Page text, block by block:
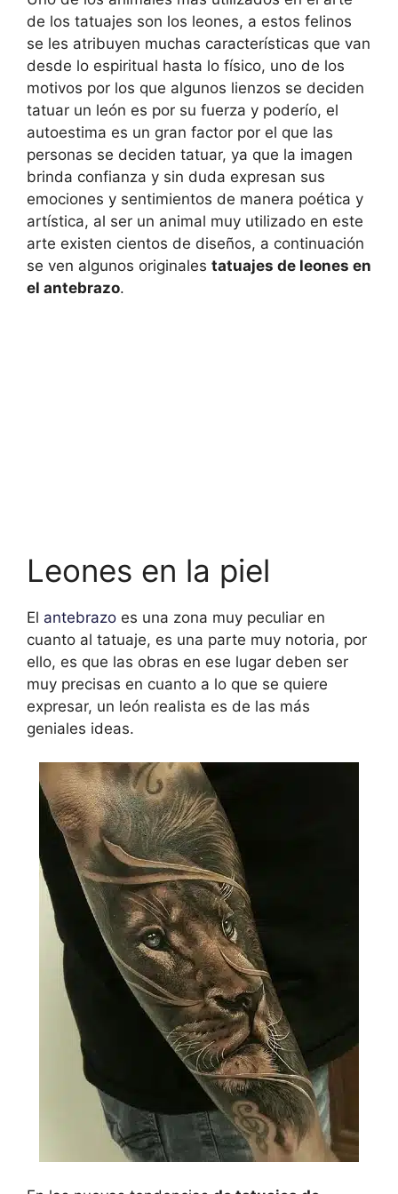
de los tatuajes son los leones, a estos felinos
se les atribuyen muchas características que van
desde lo espiritual hasta lo físico, uno de los
motivos por los que algunos lienzos se deciden
tatuar un león es por su fuerza y poderío, el
autoestima es un gran factor por el que las
personas se deciden tatuar, ya que la imagen
brinda confianza y sin duda expresan sus
emociones y sentimientos de manera poética y
artística, al ser un animal muy utilizado en este
arte existen cientos de diseños, a continuación
se ven algunos originales tatuajes de leones en
el antebrazo.
Leones en la piel
El antebrazo es una zona muy peculiar en
cuanto al tatuaje, es una parte muy notoria, por
ello, es que las obras en ese lugar deben ser
muy precisas en cuanto a lo que se quiere
expresar, un león realista es de las más
geniales ideas.